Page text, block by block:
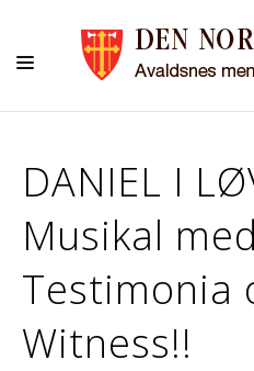
VOKSNE
DÅP KONFIRMASJON
GIVERTJENESTE
KONTAKT
DANIEL I
Musikal med
Testimonia
Witness!!